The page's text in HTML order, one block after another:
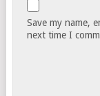
Save my name,
next time I